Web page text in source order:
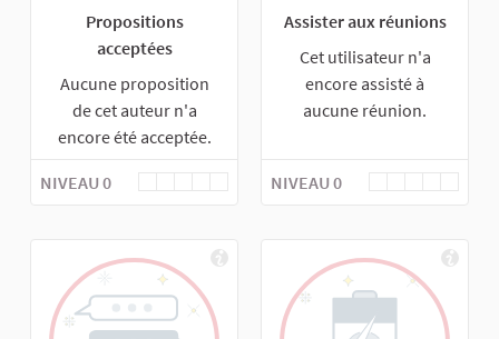
Propositions
acceptées
Aucune proposition
de cet auteur n'a
encore été acceptée.
NIVEAU 0
Assister aux réunions
Cet utilisateur n'a
encore assisté à
aucune réunion.
NIVEAU 0